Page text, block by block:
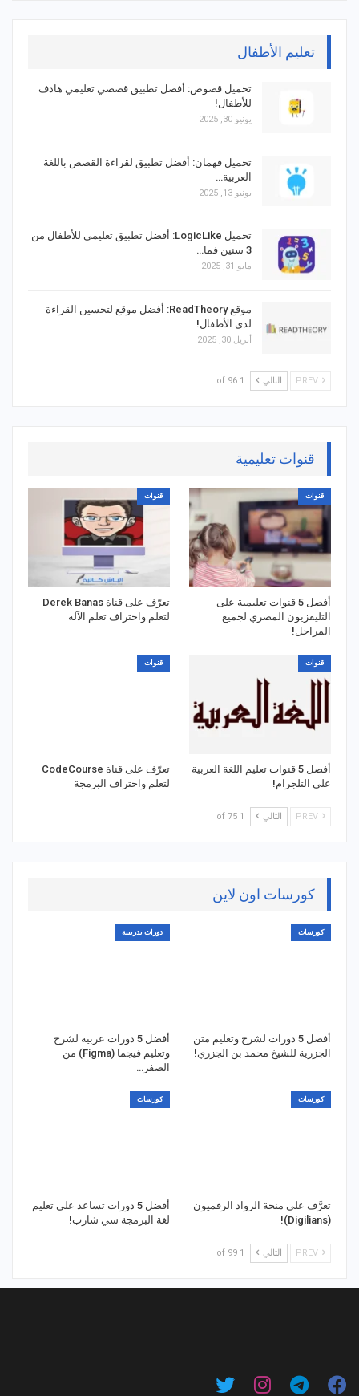
تعليم الأطفال
تحميل قصوص: أفضل تطبيق قصصي تعليمي هادف
للأطفال!
يونيو 30, 2025
تحميل فهمان: أفضل تطبيق لقراءة القصص باللغة
العربية…
يونيو 13, 2025
تحميل LogicLike: أفضل تطبيق تعليمي للأطفال من
3 سنين فما…
مايو 31, 2025
موقع ReadTheory: أفضل موقع لتحسين القراءة
لدى الأطفال!
أبريل 30, 2025
التالي 1 of 96
قنوات تعليمية
قنوات
أفضل 5 قنوات تعليمية على
التليفزيون المصري لجميع
المراحل!
قنوات
تعرّف على قناة Derek Banas
لتعلم واحتراف تعلم الآلة
قنوات
أفضل 5 قنوات تعليم اللغة العربية
على التلجرام!
قنوات
تعرّف على قناة CodeCourse
لتعلم واحتراف البرمجة
التالي 1 of 75
كورسات اون لاين
كورسات
أفضل 5 دورات لشرح وتعليم متن
الجزرية للشيخ محمد بن الجزري!
دورات تدريبية
أفضل 5 دورات عربية لشرح
وتعليم فيجما (Figma) من
الصفر…
كورسات
تعرَّف على منحة الرواد الرقميون
(Digilians)!
كورسات
أفضل 5 دورات تساعد على تعليم
لغة البرمجة سي شارب!
التالي 1 of 99